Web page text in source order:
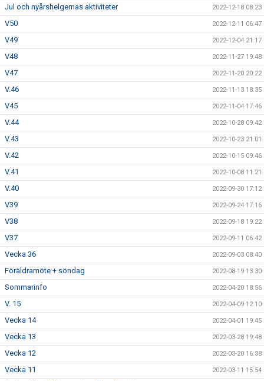
Jul och nyårshelgernas aktiviteter 2022-12-18 08:23
V50 2022-12-11 06:47
V49 2022-12-04 21:17
V48 2022-11-27 19:48
V47 2022-11-20 20:22
V.46 2022-11-13 18:35
V45 2022-11-04 17:46
V.44 2022-10-28 09:42
V.43 2022-10-23 21:01
V.42 2022-10-15 09:46
V.41 2022-10-08 11:21
V.40 2022-09-30 17:12
V39 2022-09-24 17:16
V38 2022-09-18 19:22
V37 2022-09-11 06:42
Vecka 36 2022-09-03 08:40
Föräldramöte + söndag 2022-08-19 13:30
Sommarinfo 2022-04-20 18:56
V. 15 2022-04-09 12:10
Vecka 14 2022-04-01 19:45
Vecka 13 2022-03-28 19:48
Vecka 12 2022-03-20 16:38
Vecka 11 2022-03-11 15:54